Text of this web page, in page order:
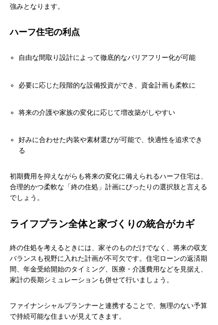
強みとなります。
ハーフ住宅の利点
自由な間取り設計によって徹底的なバリアフリー化が可能
必要に応じた段階的な設備投資ができ、資金計画も柔軟に
将来の介護や家族の変化に応じて増改築がしやすい
好みに合わせた内装や素材選びが可能で、快適性を追求でき
る
初期費用を抑えながらも将来の変化に備えられるハーフ住宅は、
合理的かつ柔軟な「終の住処」計画にぴったりの選択肢と言える
でしょう。
ライフプラン全体と家づくりの統合がカギ
終の住処を考えるときには、家そのものだけでなく、将来の収支
バランスも視野に入れた計画が不可欠です。住宅ローンの返済期
間、年金受給開始のタイミング、医療・介護費用などを見据え、
家計の長期シミュレーションも併せて行いましょう。
ファイナンシャルプランナーと連携することで、無理のない予算
で持続可能な住まいが見えてきます。